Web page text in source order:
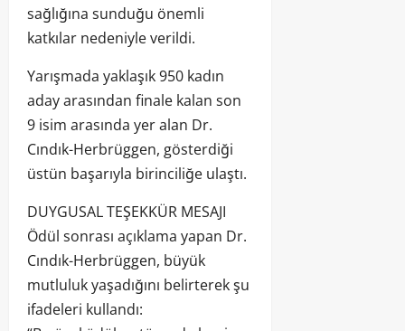
sağlığına sunduğu önemli
katkılar nedeniyle verildi.
Yarışmada yaklaşık 950 kadın
aday arasından finale kalan son
9 isim arasında yer alan Dr.
Cındık-Herbrüggen, gösterdiği
üstün başarıyla birinciliğe ulaştı.
DUYGUSAL TEŞEKKÜR MESAJI
Ödül sonrası açıklama yapan Dr.
Cındık-Herbrüggen, büyük
mutluluk yaşadığını belirterek şu
ifadeleri kullandı: